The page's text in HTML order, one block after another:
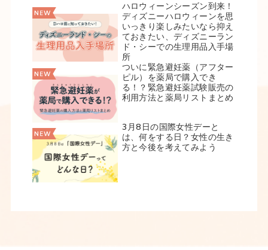
ハロウィーンシーズン到来！
ディズニーハロウィーンを思
いっきり楽しみたいなら抑え
ておきたい、ディズニーラン
ド・シーでの生理用品入手場
所
ついに緊急避妊薬（アフター
ピル）を薬局で購入でき
る！？緊急避妊薬試験販売の
利用方法と薬局リストまとめ
3月8日の国際女性デーと
は、何をする日？女性の生き
方と今後を考えてみよう